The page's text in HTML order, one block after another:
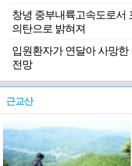
창녕 중부내륙고속도로
의탄으로 밝혀져
입원환자가 연달아 사망
전망
근교산